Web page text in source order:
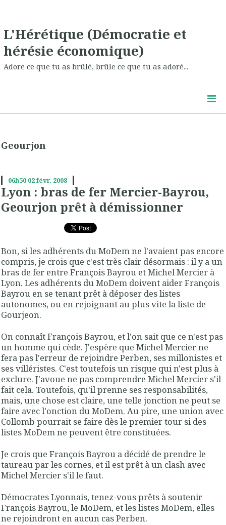
L'Hérétique (Démocratie et
hérésie économique)
Adore ce que tu as brûlé, brûle ce que tu as adoré...
Geourjon
06h50 02févr. 2008
Lyon : bras de fer Mercier-Bayrou,
Geourjon prêt à démissionner
Bon, si les adhérents du MoDem ne l'avaient pas encore
compris, je crois que c'est très clair désormais : il y a un
bras de fer entre François Bayrou et Michel Mercier à
Lyon. Les adhérents du MoDem doivent aider François
Bayrou en se tenant prêt à déposer des listes
autonomes, ou en rejoignant au plus vite la liste de
Gourjeon.
On connaît François Bayrou, et l'on sait que ce n'est pas
un homme qui cède. J'espère que Michel Mercier ne
fera pas l'erreur de rejoindre Perben, ses millonistes et
ses villéristes. C'est toutefois un risque qui n'est plus à
exclure. J'avoue ne pas comprendre Michel Mercier s'il
fait cela. Toutefois, qu'il prenne ses responsabilités,
mais, une chose est claire, une telle jonction ne peut se
faire avec l'onction du MoDem. Au pire, une union avec
Collomb pourrait se faire dès le premier tour si des
listes MoDem ne peuvent être constituées.
Je crois que François Bayrou a décidé de prendre le
taureau par les cornes, et il est prêt à un clash avec
Michel Mercier s'il le faut.
Démocrates Lyonnais, tenez-vous prêts à soutenir
François Bayrou, le MoDem, et les listes MoDem, elles
ne rejoindront en aucun cas Perben.